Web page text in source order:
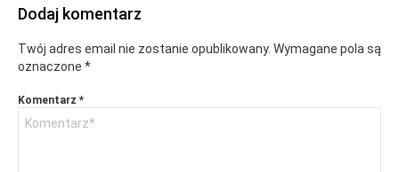
Dodaj komentarz
Twój adres email nie zostanie opublikowany. Wymagane pola są
oznaczone *
Komentarz *